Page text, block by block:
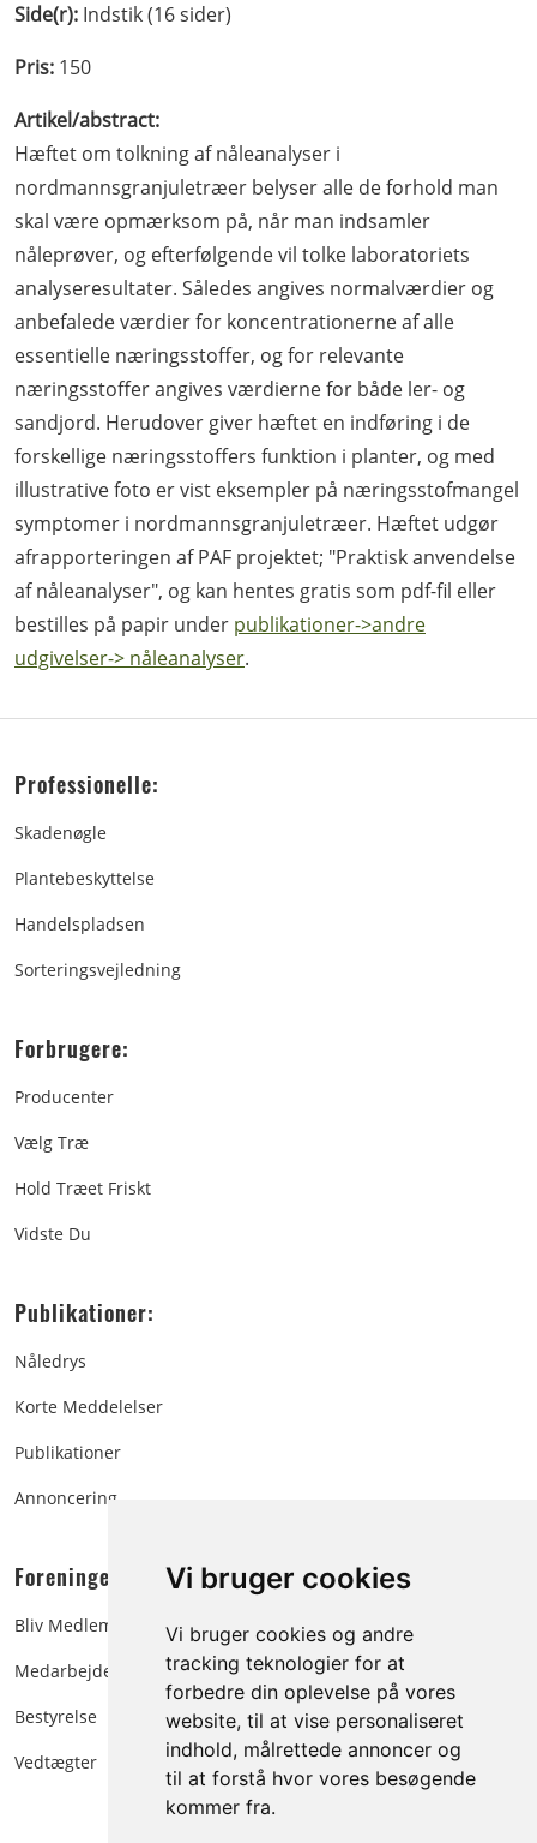
Vi bruger cookies
Vi bruger cookies og andre
tracking teknologier for at
forbedre din oplevelse på vores
website, til at vise personaliseret
indhold, målrettede annoncer og
til at forstå hvor vores besøgende
kommer fra.
Side(r): Indstik (16 sider)
Pris: 150
Artikel/abstract:
Hæftet om tolkning af nåleanalyser i
nordmannsgranjuletræer belyser alle de forhold man
skal være opmærksom på, når man indsamler
nåleprøver, og efterfølgende vil tolke laboratoriets
analyseresultater. Således angives normalværdier og
anbefalede værdier for koncentrationerne af alle
essentielle næringsstoffer, og for relevante
næringsstoffer angives værdierne for både ler- og
sandjord. Herudover giver hæftet en indføring i de
forskellige næringsstoffers funktion i planter, og med
illustrative foto er vist eksempler på næringsstofmangel
symptomer i nordmannsgranjuletræer. Hæftet udgør
afrapporteringen af PAF projektet; "Praktisk anvendelse
af nåleanalyser", og kan hentes gratis som pdf-fil eller
bestilles på papir under publikationer->andre
udgivelser-> nåleanalyser.
Professionelle:
Skadenøgle
Plantebeskyttelse
Handelspladsen
Sorteringsvejledning
Forbrugere:
Producenter
Vælg Træ
Hold Træet Friskt
Vidste Du
Publikationer:
Nåledrys
Korte Meddelelser
Publikationer
Annoncering
Foreningen:
Bliv Medlem
Medarbejdere
Bestyrelse
Vedtægter